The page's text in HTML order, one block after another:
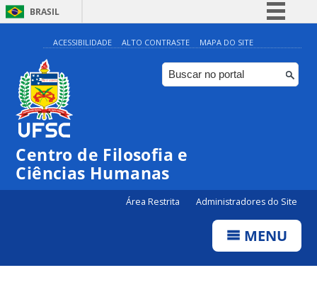
BRASIL
Simplifique!
Comunica BR
Participe
ACESSIBILIDADE ALTO CONTRASTE MAPA DO SITE
Centro de Filosofia e
Ciências Humanas
Área Restrita Administradores do Site
MENU